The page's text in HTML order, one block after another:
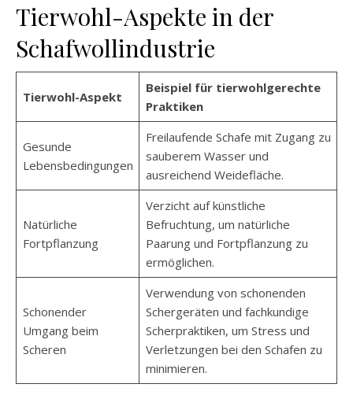
Tierwohl-Aspekte in der
Schafwollindustrie
Tierwohl-Aspekt
Beispiel für tierwohlgerechte
Praktiken
Gesunde
Lebensbedingungen
Freilaufende Schafe mit Zugang zu
sauberem Wasser und
ausreichend Weidefläche.
Natürliche
Fortpflanzung
Verzicht auf künstliche
Befruchtung, um natürliche
Paarung und Fortpflanzung zu
ermöglichen.
Schonender
Umgang beim
Scheren
Verwendung von schonenden
Schergeräten und fachkundige
Scherpraktiken, um Stress und
Verletzungen bei den Schafen zu
minimieren.